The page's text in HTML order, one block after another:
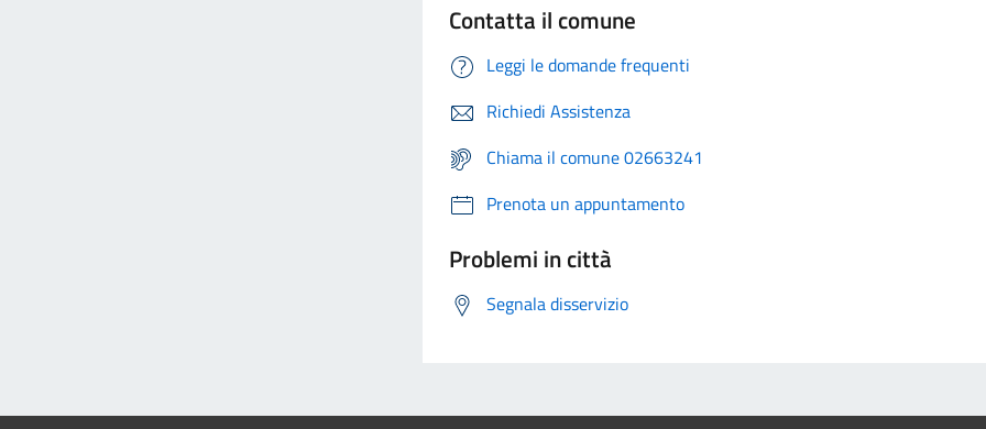
Contatta il comune
Leggi le domande frequenti
Richiedi Assistenza
Chiama il comune 02663241
Prenota un appuntamento
Problemi in città
Segnala disservizio